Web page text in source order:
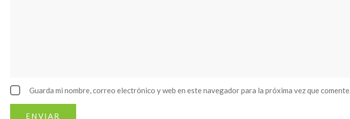
Guarda mi nombre, correo electrónico y web en este navegador para la próxima vez que comente.